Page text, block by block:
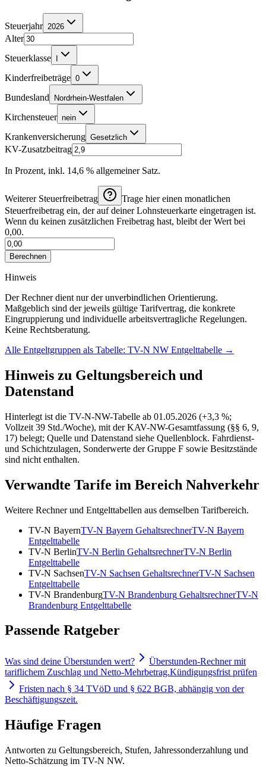
Steuerjahr 2026
Alter
Steuerklasse
Kinderfreibeträge 0
Bundesland Nordrhein-Westfalen
Kirchensteuer nein
Krankenversicherung Gesetzlich
KV-Zusatzbeitrag
In Prozent, inkl. 14,6 % allgemeiner Satz.
Weiterer Steuerfreibetrag
Trage hier einen monatlichen
Steuerfreibetrag ein, der auf deiner Lohnsteuerkarte eingetragen ist.
Wenn du keinen zusätzlichen Freibetrag hast, bleibt der Wert bei
0,00.
Berechnen
Hinweis
Der Rechner dient nur der unverbindlichen Orientierung.
Maßgeblich sind der jeweils gültige Tarifvertrag, die konkrete
Eingruppierung und individuelle arbeitsvertragliche Regelungen.
Keine Rechtsberatung.
Alle Entgeltgruppen als Tabelle: TV-N NW Entgelttabelle →
Hinweis zu Geltungsbereich und
Datenstand
Hinterlegt ist die TV-N-NW-Tabelle ab 01.05.2026 (+3,3 %;
Vollzeit 39 Std./Woche), mit der KAV-NW-Gesamtfassung (§§ 6, 9,
17) belegt; Quelle und Datenstand siehe Quellenblock. Fahrdienst-
und Schichtzulagen, Sonderwerte der Gruppe F sowie Besitzstände
sind nicht enthalten.
Verwandte Tarife im Bereich Nahverkehr
Weitere Rechner und Entgelttabellen aus demselben Tarifbereich.
TV-N BayernTV-N Bayern GehaltsrechnerTV-N Bayern
Entgelttabelle
TV-N BerlinTV-N Berlin GehaltsrechnerTV-N Berlin
Entgelttabelle
TV-N SachsenTV-N Sachsen GehaltsrechnerTV-N Sachsen
Entgelttabelle
TV-N BrandenburgTV-N Brandenburg GehaltsrechnerTV-N
Brandenburg Entgelttabelle
Passende Ratgeber
Was sind deine Überstunden wert?
Überstunden-Rechner mit
tariflichem Zuschlag und Netto-Mehrbetrag.Kündigungsfrist prüfen
Fristen nach § 34 TVöD und § 622 BGB, abhängig von der
Beschäftigungszeit.
Häufige Fragen
Antworten zu Geltungsbereich, Stufen, Jahressonderzahlung und
Netto-Schätzung im TV-N NW.